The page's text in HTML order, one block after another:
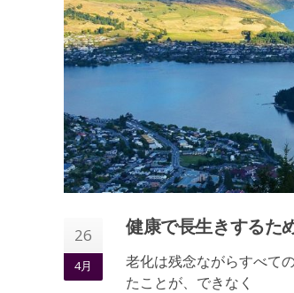
26
4月
健康で長生きするた
老化は残念ながらすべて
たことが、できなく